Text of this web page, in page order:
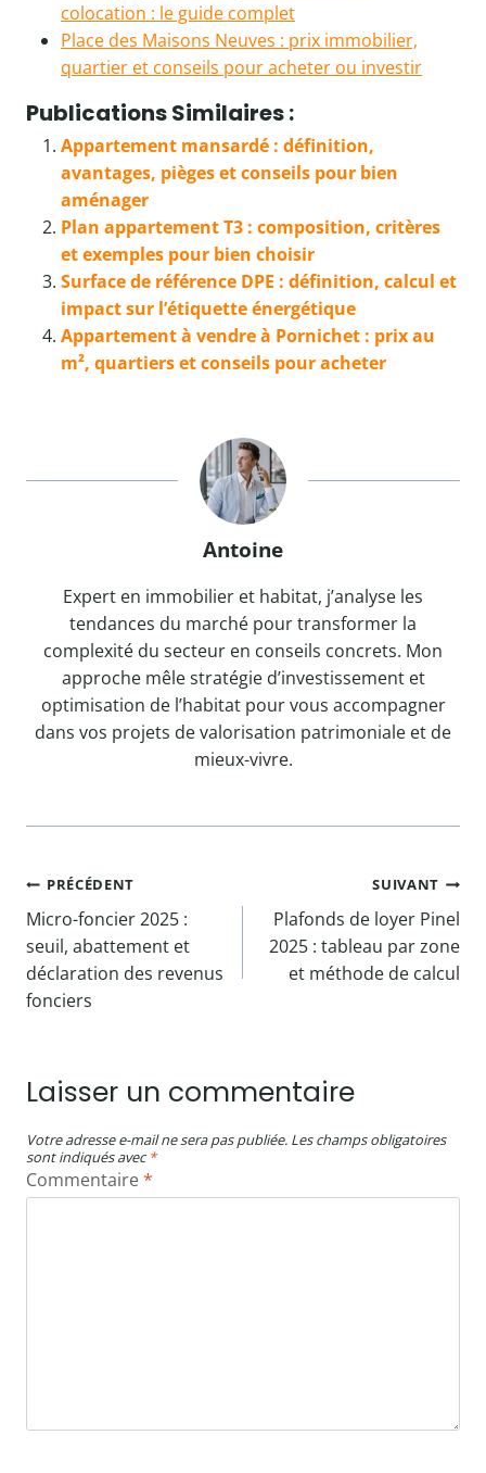
colocation : le guide complet
Place des Maisons Neuves : prix immobilier,
quartier et conseils pour acheter ou investir
Publications Similaires :
Appartement mansardé : définition,
avantages, pièges et conseils pour bien
aménager
Plan appartement T3 : composition, critères
et exemples pour bien choisir
Surface de référence DPE : définition, calcul et
impact sur l’étiquette énergétique
Appartement à vendre à Pornichet : prix au
m², quartiers et conseils pour acheter
Antoine
Expert en immobilier et habitat, j’analyse les
tendances du marché pour transformer la
complexité du secteur en conseils concrets. Mon
approche mêle stratégie d’investissement et
optimisation de l’habitat pour vous accompagner
dans vos projets de valorisation patrimoniale et de
mieux-vivre.
Navigation
de
l’article
PRÉCÉDENT
Micro-foncier 2025 :
seuil, abattement et
déclaration des revenus
fonciers
SUIVANT
Plafonds de loyer Pinel
2025 : tableau par zone
et méthode de calcul
Laisser un commentaire
Votre adresse e-mail ne sera pas publiée. Les champs obligatoires
sont indiqués avec*
Commentaire*